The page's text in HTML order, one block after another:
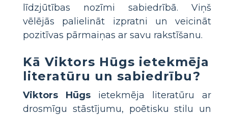
līdzjūtības nozīmi sabiedrībā. Viņš
vēlējās palielināt izpratni un veicināt
pozitīvas pārmaiņas ar savu rakstīšanu.
Kā Viktors Hūgs ietekmēja
literatūru un sabiedrību?
Viktors Hūgs ietekmēja literatūru ar
drosmīgu stāstījumu, poētisku stilu un